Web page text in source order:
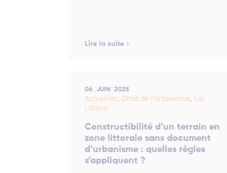
Lire la suite
06 JUIN 2025
Actualités, Droit de l'urbanisme, Loi
Littoral
Constructibilité d’un terrain en
zone littorale sans document
d’urbanisme : quelles règles
s’appliquent ?